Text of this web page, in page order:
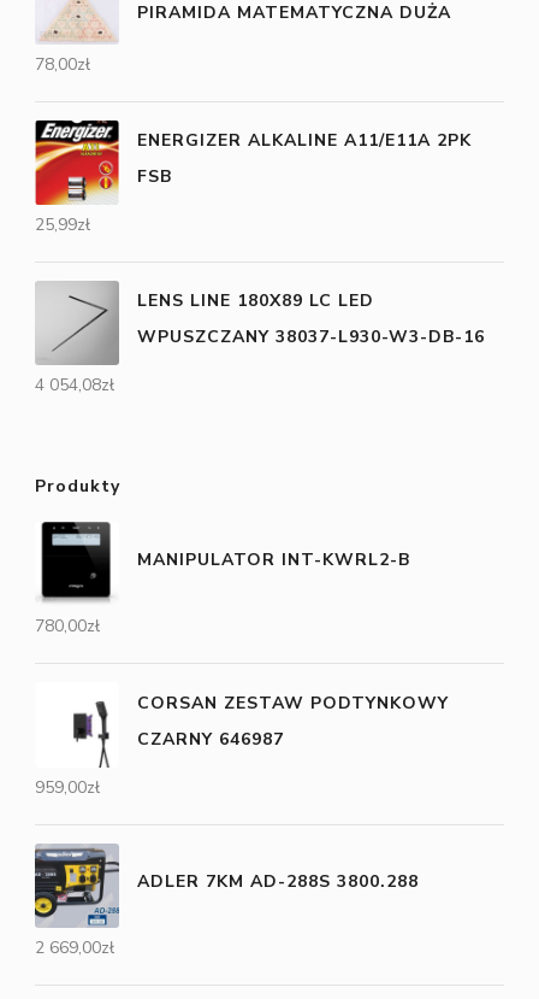
PIRAMIDA MATEMATYCZNA DUŻA
78,00zł
ENERGIZER ALKALINE A11/E11A 2PK
FSB
25,99zł
LENS LINE 180X89 LC LED
WPUSZCZANY 38037-L930-W3-DB-16
4 054,08zł
Produkty
MANIPULATOR INT-KWRL2-B
780,00zł
CORSAN ZESTAW PODTYNKOWY
CZARNY 646987
959,00zł
ADLER 7KM AD-288S 3800.288
2 669,00zł